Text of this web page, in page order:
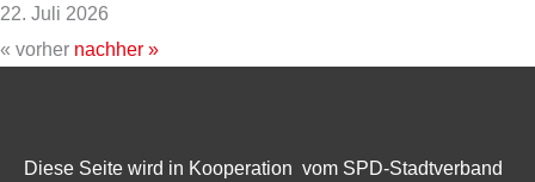
22. Juli 2026
« vorher nachher »
Diese Seite wird in Kooperation vom SPD-Stadtverband